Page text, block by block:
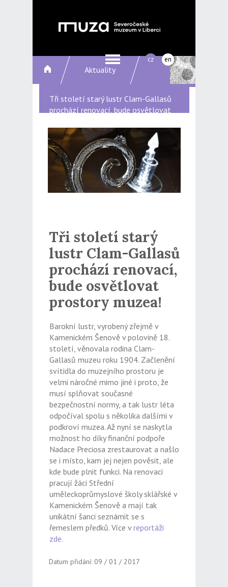
cz en
Aktuality
Tři století starý lustr Clam-Gallasů
prochází renovací, bude osvětlovat
Tři století starý
lustr Clam-Gallasů
prochází renovací,
bude osvětlovat
prostory muzea!
Barokní lustr, vyrobený zřejmě v
Kamenickém Šenově v polovině 18.
století, věnovala rodina Clam-
Gallasů muzeu roku 1904. Začlenění
svítidla do muzejního prostoru je
velmi náročné mimo jiné i proto, že
musí splňovat současné
bezpečnostní normy, a tak lustr léta
odpočíval spolu s několika dalšími v
podkroví muzea. Až nyní se naskytla
možnost ho díky finanční podpoře
Nadace Preciosa zrestaurovat a našlo
se i místo, kam jej nejen pověsit, ale
kde bude plnit funkci. Na renovaci
pracují žáci Střední
uměleckoprůmyslové školy sklářské v
Kamenickém Šenově a mají tak
unikátní šanci seznámit se s
řemeslem předků. Více vreportáži
zde.
Datum přidání: 09 / 01 / 2017